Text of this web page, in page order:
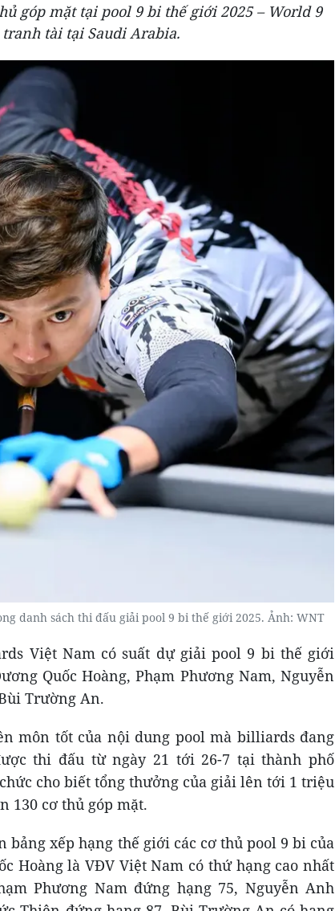
góp mặt tại pool 9 bi thế giới 2025 – World 9
tài tại Saudi Arabia.
danh sách thi đấu giải pool 9 bi thế giới 2025. Ảnh: WNT
Việt Nam có suất dự giải pool 9 bi thế giới
Quốc Hoàng, Phạm Phương Nam, Nguyễn
Trường An.
môn tốt của nội dung pool mà billiards đang
thi đấu từ ngày 21 tới 26-7 tại thành phố
cho biết tổng thưởng của giải lên tới 1 triệu
130 cơ thủ góp mặt.
xếp hạng thế giới các cơ thủ pool 9 bi của
Hoàng là VĐV Việt Nam có thứ hạng cao nhất
Phương Nam đứng hạng 75, Nguyễn Anh